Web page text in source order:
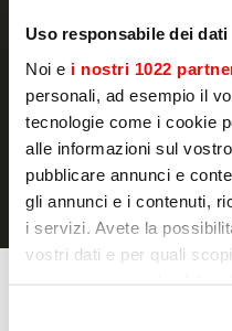
Uso responsabile dei dati
Noi e i nostri 1022
personali, ad esempio il
tecnologie come i cookie
alle informazioni sul
pubblicare annunci e
gli annunci e i contenuti,
i servizi. Avete la
vostri dati e per quali
Dichiaro di avere letto l'
miei dati personali per